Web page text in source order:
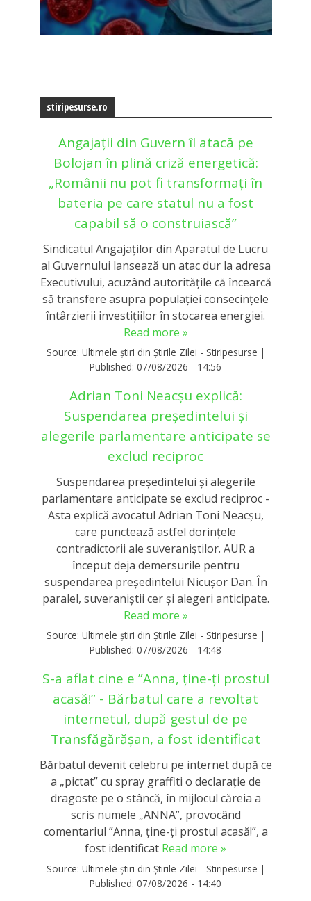
stiripesurse.ro
Angajații din Guvern îl atacă pe
Bolojan în plină criză energetică:
„Românii nu pot fi transformați în
bateria pe care statul nu a fost
capabil să o construiască”
Sindicatul Angajaților din Aparatul de Lucru
al Guvernului lansează un atac dur la adresa
Executivului, acuzând autoritățile că încearcă
să transfere asupra populației consecințele
întârzierii investițiilor în stocarea energiei.
Read more »
Source: Ultimele știri din Știrile Zilei - Stiripesurse |
Published: 07/08/2026 - 14:56
Adrian Toni Neacșu explică:
Suspendarea președintelui și
alegerile parlamentare anticipate se
exclud reciproc
Suspendarea președintelui și alegerile
parlamentare anticipate se exclud reciproc -
Asta explică avocatul Adrian Toni Neacșu,
care punctează astfel dorințele
contradictorii ale suveraniștilor. AUR a
început deja demersurile pentru
suspendarea președintelui Nicușor Dan. În
paralel, suveraniștii cer și alegeri anticipate.
Read more »
Source: Ultimele știri din Știrile Zilei - Stiripesurse |
Published: 07/08/2026 - 14:48
S-a aflat cine e ”Anna, ţine-ţi prostul
acasă!” - Bărbatul care a revoltat
internetul, după gestul de pe
Transfăgărășan, a fost identificat
Bărbatul devenit celebru pe internet după ce
a „pictat” cu spray graffiti o declaraţie de
dragoste pe o stâncă, în mijlocul căreia a
scris numele „ANNA”, provocând
comentariul ”Anna, ţine-ţi prostul acasă!”, a
fost identificat Read more »
Source: Ultimele știri din Știrile Zilei - Stiripesurse |
Published: 07/08/2026 - 14:40